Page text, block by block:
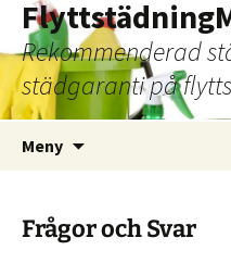
Rekommenderad
städgaranti på
Meny
Frågor och Svar